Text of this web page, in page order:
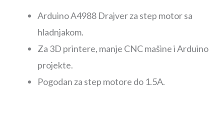
Arduino A4988 Drajver za step motor sa
hladnjakom.
Za 3D printere, manje CNC mašine i Arduino
projekte.
Pogodan za step motore do 1.5A.